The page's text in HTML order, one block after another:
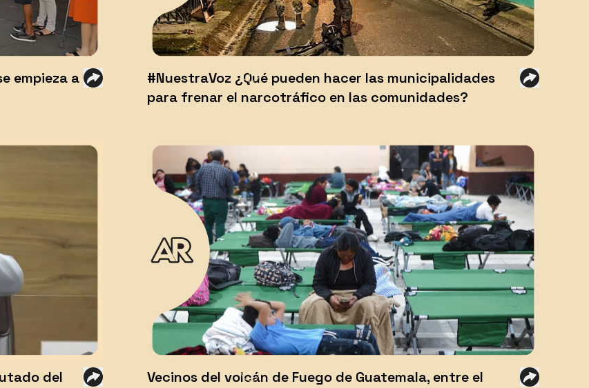
empieza a
#NuestraVoz ¿Qué pueden hacer las municipalidades
para frenar el narcotráfico en las comunidades?
del
Vecinos del volcán de Fuego de Guatemala, entre el